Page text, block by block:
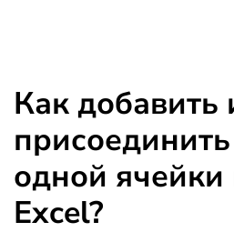
Как добавить
присоединить
одной ячейки
Excel?